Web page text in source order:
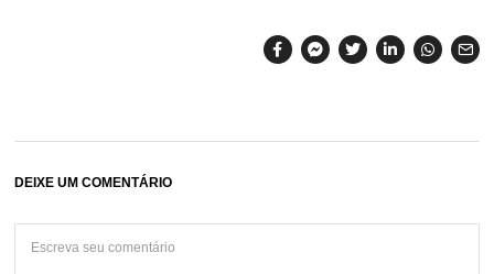
DEIXE UM COMENTÁRIO